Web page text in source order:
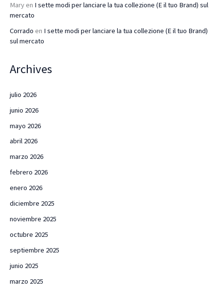
Mary en I sette modi per lanciare la tua collezione (E il tuo Brand) sul
mercato
Corrado en I sette modi per lanciare la tua collezione (E il tuo Brand)
sul mercato
Archives
julio 2026
junio 2026
mayo 2026
abril 2026
marzo 2026
febrero 2026
enero 2026
diciembre 2025
noviembre 2025
octubre 2025
septiembre 2025
junio 2025
marzo 2025